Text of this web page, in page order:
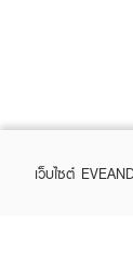
เว็บไซต์